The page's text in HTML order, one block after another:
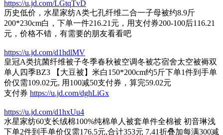
https://u.jd.com/LGtqTvD
历史低价，水星家纺A类七孔纤维二合一子母被约8.9斤
200*230cm白，下单一件216.21元，用支付券200-100后116.21
元，价格不错，有需要的朋友看看吧
https://u.jd.com/d1hdlMV
皇冠A类抗菌纤维被子冬季春秋被空调冬被芯宿舍太空被褥双
单人四季BZ3 【大豆被】米白150*200cm约5斤下单1件到手单
价仅需109.02元, 用100减50支付券，算完59.02元
支付券 https://u.jd.com/dghLiGx
https://u.jd.com/d1hxUu4
水星家纺60支长绒棉100%纯棉单人被套单件全棉被 初音琳浅
下单2件到手单价仅需176.5元,合计353元 7.41折叠加每满300减